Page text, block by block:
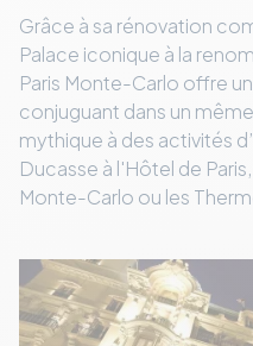
Grâce à sa rénovation
Palace iconique à la
Paris Monte-Carlo offre
conjuguant dans un
mythique à des activités
Ducasse à l'Hôtel de
Monte-Carlo ou les